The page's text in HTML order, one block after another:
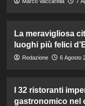
La meravigliosa
luoghi più felici
Redazione 6 Agosto
I 32 ristoranti
gastronomico nel